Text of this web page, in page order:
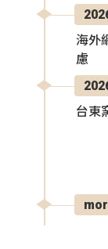
海外
慮
台東